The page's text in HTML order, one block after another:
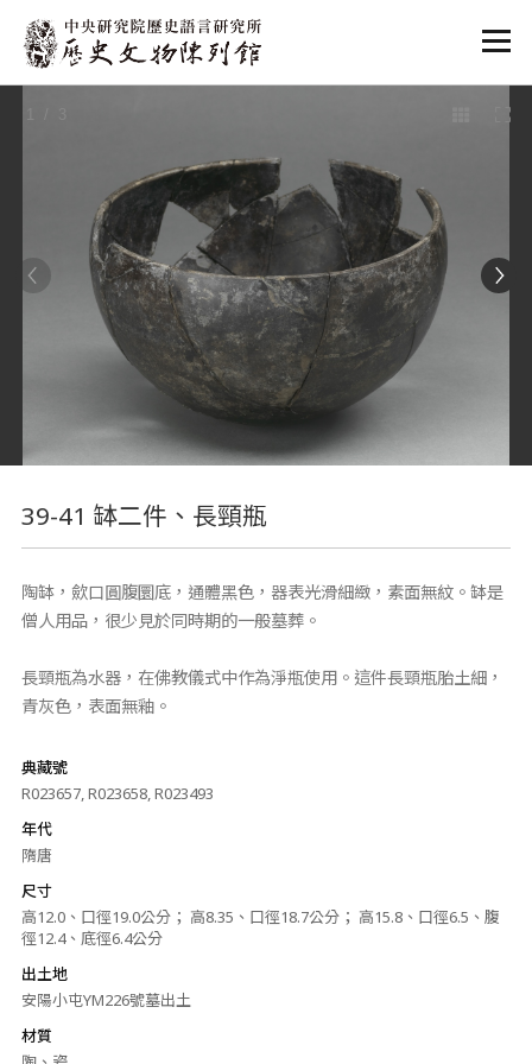
:::
39-41 缽二件、長頸瓶
陶缽，歛口圓腹圜底，通體黑色，器表光滑細緻，素面無紋。缽是
僧人用品，很少見於同時期的一般墓葬。
長頸瓶為水器，在佛教儀式中作為淨瓶使用。這件長頸瓶胎土細，
青灰色，表面無釉。
典藏號
R023657, R023658, R023493
年代
隋唐
尺寸
高12.0、口徑19.0公分； 高8.35、口徑18.7公分； 高15.8、口徑6.5、腹
徑12.4、底徑6.4公分
出土地
安陽小屯YM226號墓出土
材質